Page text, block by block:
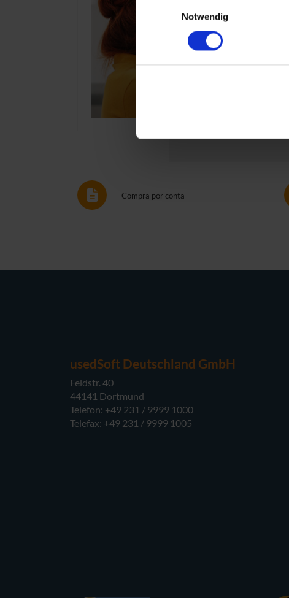
Notwendig
Compra por conta
usedSoft Deutschland GmbH
Feldstr. 40
44141 Dortmund
Telefon: +49 231 / 9999 1000
Telefax: +49 231 / 9999 1005